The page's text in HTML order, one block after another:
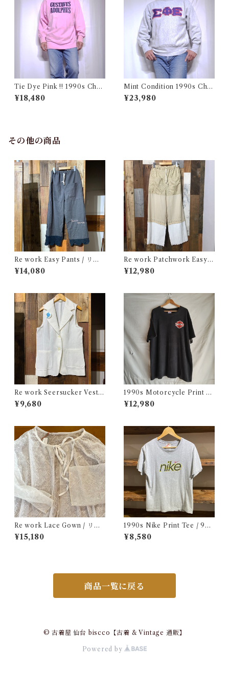
Tie Dye Pink !! 1990s Cha
mpion Reverse Weave USA
/ チャンピオン リバースウィ
¥18,480
Mint Condition 1990s Cha
mpion Reverse Weave Size
L / チャンピオン リバースウ
¥23,980
その他の商品
Re work Easy Pants / リワ
ーク イージー パンツ クロシェ
& 刺繍入り
¥14,080
Re work Patchwork Easy P
ants / リワーク パッチワーク
イージー パンツ 古着
¥12,980
Re work Seersucker Vest /
リワーク シアサッカー ベスト
古着
¥9,680
1990s Motorcycle Print T-
Shirt Size XL / 90年代 ハー
レー バイカー Tシャツ スカル
¥12,980
Re work Lace Gown / リワ
ーク レース ガウン 古着
¥15,180
1990s Nike Print Tee / 90
年代 ナイキ プリント Tシャツ
古着
¥8,580
商品一覧に戻る
© 古着屋 仙台 biscco【古着 & Vintage 通販】
Powered by